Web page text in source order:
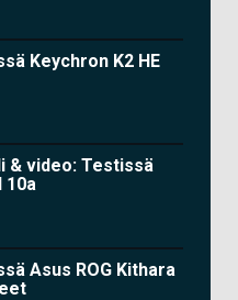
Keychron K2 HE
& video: Testissä
10a
Asus ROG Kithara